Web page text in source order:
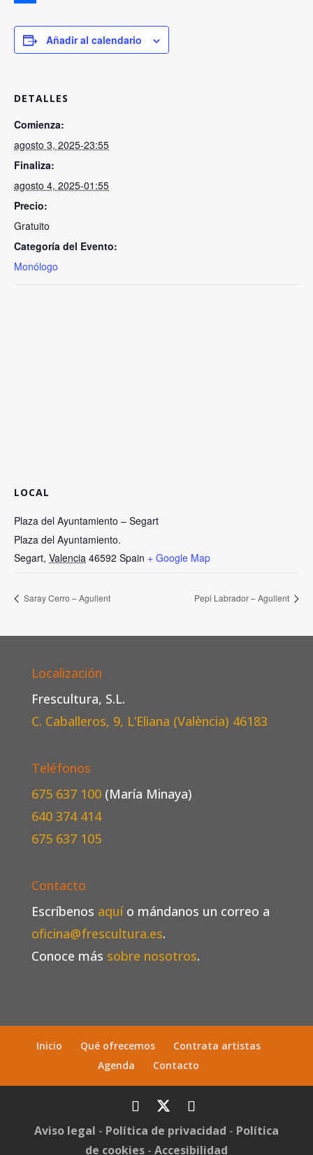
Añadir al calendario
DETALLES
Comienza:
agosto 3, 2025-23:55
Finaliza:
agosto 4, 2025-01:55
Precio:
Gratuito
Categoría del Evento:
Monólogo
LOCAL
Plaza del Ayuntamiento – Segart
Plaza del Ayuntamiento.
Segart, Valencia 46592 Spain + Google Map
Saray Cerro – Agullent Pepi Labrador – Agullent
Localización
Frescultura, S.L.
C. Caballeros, 9, L’Eliana (València) 46183
Teléfonos
675 637 100 (María Minaya)
640 374 414
675 637 105
Contacto
Escríbenos aquío mándanos un correo a
oficina@frescultura.es.
Conoce más sobre nosotros.
Inicio Qué ofrecemos
Contrata artistas
Agenda
Contacto
Aviso legal - Política de privacidad - Política
de cookies- Accesibilidad